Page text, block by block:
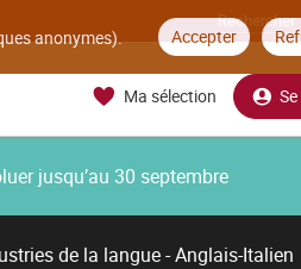
anonymes). Accepter
Ma sélection
jusqu’au 30 septembre
de la langue - Anglais-Italien